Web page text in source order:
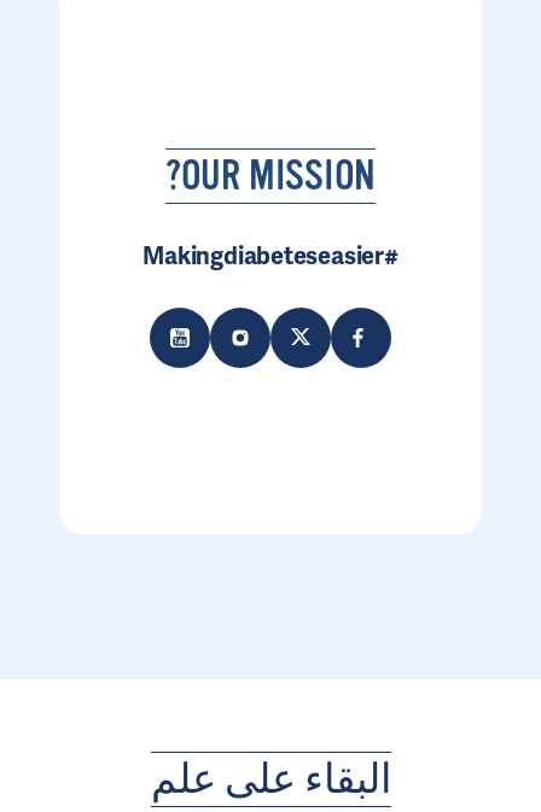
OUR MISSION?
#Makingdiabeteseasier
البقاء على علم